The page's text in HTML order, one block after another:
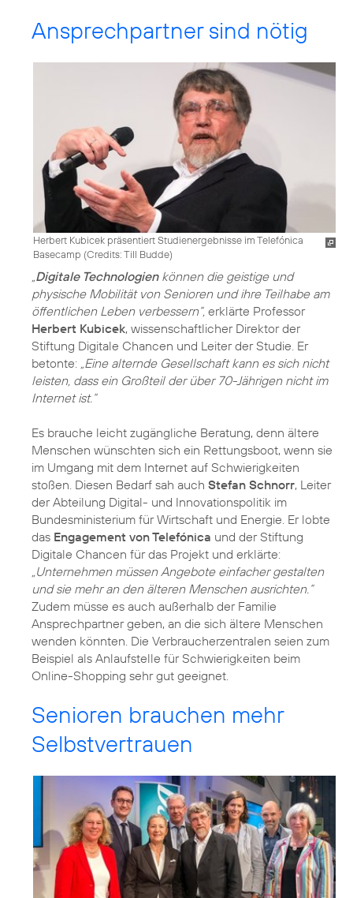
Ansprechpartner sind nötig
Herbert Kubicek präsentiert Studienergebnisse im Telefónica
Basecamp (Credits: Till Budde)
„Digitale Technologienkönnen die geistige und
physische Mobilität von Senioren und ihre Teilhabe am
öffentlichen Leben verbessern“, erklärte Professor
Herbert Kubicek, wissenschaftlicher Direktor der
Stiftung Digitale Chancen und Leiter der Studie. Er
betonte: „Eine alternde Gesellschaft kann es sich nicht
leisten, dass ein Großteil der über 70-Jährigen nicht im
Internet ist.“
Es brauche leicht zugängliche Beratung, denn ältere
Menschen wünschten sich ein Rettungsboot, wenn sie
im Umgang mit dem Internet auf Schwierigkeiten
stoßen. Diesen Bedarf sah auch Stefan Schnorr, Leiter
der Abteilung Digital- und Innovationspolitik im
Bundesministerium für Wirtschaft und Energie. Er lobte
das Engagement von Telefónica und der Stiftung
Digitale Chancen für das Projekt und erklärte:
„Unternehmen müssen Angebote einfacher gestalten
und sie mehr an den älteren Menschen ausrichten.“
Zudem müsse es auch außerhalb der Familie
Ansprechpartner geben, an die sich ältere Menschen
wenden könnten. Die Verbraucherzentralen seien zum
Beispiel als Anlaufstelle für Schwierigkeiten beim
Online-Shopping sehr gut geeignet.
Senioren brauchen mehr
Selbstvertrauen